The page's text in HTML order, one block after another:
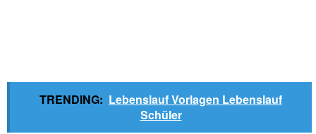
TRENDING: Lebenslauf Vorlagen Lebenslauf
Schüler